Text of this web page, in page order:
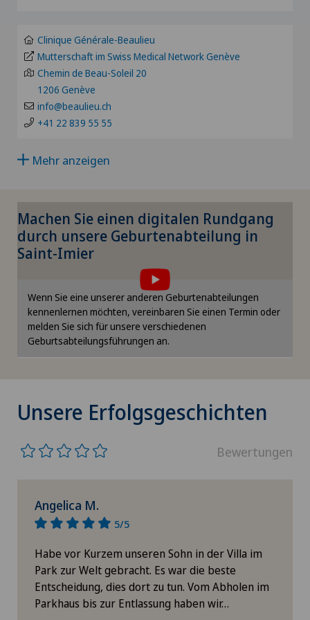
Alterspsychiatrie
Alterssichtigkeit (Presbyopie)
Anästhesiologie
Andrologie
Angiographie
Aortenchirurgie
Ästhetische und korrigierende Dermatologie
Augenentzündungen
Augensprechstunden
Privatklinik Lindberg
Privatklinik Obach
Rosenklinik Rapperswil
Schmerzklinik Basel
Spital Zofingen
SO
FR
GE
VS
VD
NE
Clinique Générale-Beaulieu
Mutterschaft im Swiss Medical Network Genève
Chemin de Beau-Soleil 20
1206 Genève
info@beaulieu.ch
+41 22 839 55 55
Mehr anzeigen
Machen Sie einen digitalen Rundgang
durch unsere Geburtenabteilung in
Saint-Imier
Um Ihnen diesen Inhalt anzeigen zu können,
müssen Sie der Verwendung von Cookies
zustimmen.
Wenn Sie eine unserer anderen Geburtenabteilungen
kennenlernen möchten, vereinbaren Sie einen Termin oder
melden Sie sich für unsere verschiedenen
Geburtsabteilungsführungen an.
Unsere Erfolgsgeschichten
Bewertungen
Angelica M.
5/5
Habe vor Kurzem unseren Sohn in der Villa im
Park zur Welt gebracht. Es war die beste
Entscheidung, dies dort zu tun. Vom Abholen im
Parkhaus bis zur Entlassung haben wir…